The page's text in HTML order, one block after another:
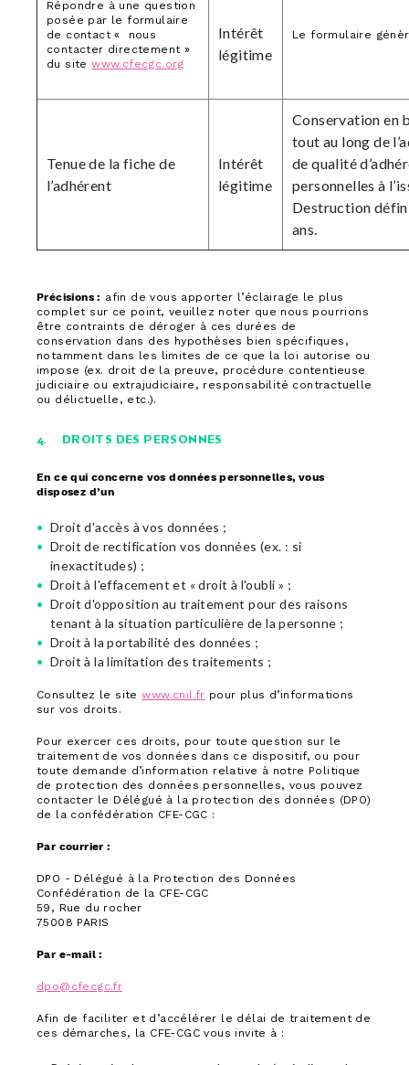
Répondre à une question
posée par le formulaire
de contact « nous
contacter directement »
du sitewww.cfecgc.org
Intérêt
légitime
Le formulaire
Tenue de la fiche de
l’adhérent
Intérêt
légitime
Conservation en
tout au long de
de qualité
personnelles à
Destruction
ans.
Précisions : afin de vous apporter l’éclairage le plus
complet sur ce point, veuillez noter que nous pourrions
être contraints de déroger à ces durées de
conservation dans des hypothèses bien spécifiques,
notamment dans les limites de ce que la loi autorise ou
impose (ex. droit de la preuve, procédure contentieuse
judiciaire ou extrajudiciaire, responsabilité contractuelle
ou délictuelle, etc.).
4. DROITS DES PERSONNES
En ce qui concerne vos données personnelles, vous
disposez d’un
Droit d'accès à vos données ;
Droit de rectification vos données (ex. : si
inexactitudes) ;
Droit à l'effacement et « droit à l'oubli » ;
Droit d'opposition au traitement pour des raisons
tenant à la situation particulière de la personne ;
Droit à la portabilité des données ;
Droit à la limitation des traitements ;
Consultez le sitewww.cnil.fr pour plus d’informations
sur vos droits.
Pour exercer ces droits, pour toute question sur le
traitement de vos données dans ce dispositif, ou pour
toute demande d’information relative à notre Politique
de protection des données personnelles, vous pouvez
contacter le Délégué à la protection des données (DPO)
de la confédération CFE-CGC :
Par courrier :
DPO - Délégué à la Protection des Données
Confédération de la CFE-CGC
59, Rue du rocher
75008 PARIS
Par e-mail :
dpo@cfecgc.fr
Afin de faciliter et d’accélérer le délai de traitement de
ces démarches, la CFE-CGC vous invite à :